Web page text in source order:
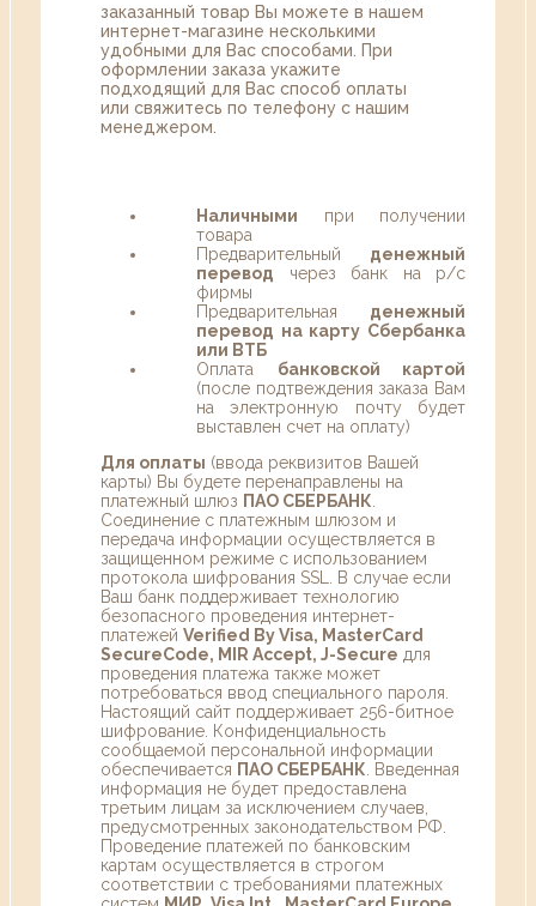
заказанный товар Вы можете в нашем
интернет-магазине несколькими
удобными для Вас способами. При
оформлении заказа укажите
подходящий для Вас способ оплаты
или свяжитесь по телефону с нашим
менеджером.
Наличными при получении
товара
Предварительный денежный
перевод через банк на р/с
фирмы
Предварительная денежный
перевод на карту Сбербанка
или ВТБ
Оплата банковской картой
(после подтвеждения заказа Вам
на электронную почту будет
выставлен счет на оплату)
Для оплаты (ввода реквизитов Вашей
карты) Вы будете перенаправлены на
платежный шлюз ПАО СБЕРБАНК
Соединение с платежным шлюзом и
передача информации осуществляется в
защищенном режиме с использованием
протокола шифрования SSL. В случае если
Ваш банк поддерживает технологию
безопасного проведения интернет-
платежей Verified By Visa, MasterCard
SecureCode, MIR Accept, J-Secure для
проведения платежа также может
потребоваться ввод специального пароля.
Настоящий сайт поддерживает 256-битное
шифрование. Конфиденциальность
сообщаемой персональной информации
обеспечивается ПАО СБЕРБАНК . Введенная
информация не будет предоставлена
третьим лицам за исключением случаев,
предусмотренных законодательством РФ.
Проведение платежей по банковским
картам осуществляется в строгом
соответствии с требованиями платежных